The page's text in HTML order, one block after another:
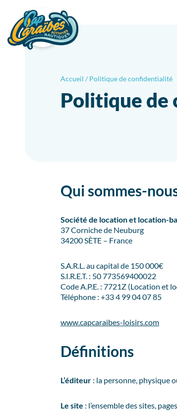
Accueil / Politique de confidentialité
Politique
Qui sommes-
Société de location et location-
37 Corniche de Neuburg
34200 SÈTE – France
S.A.R.L. au capital de 150 000€
S.I.R.E.T. : 50 773569400022
Code A.P.E. : 7721Z (Location et
Téléphone : +33 4 99 04 07 85
www.capcaraibes-loisirs.com
Définitions
L’éditeur : la personne, physique
Le site : l’ensemble des sites,